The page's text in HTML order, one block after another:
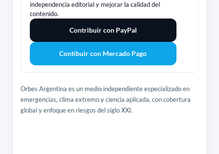
independencia editorial y mejorar la calidad del
contenido.
Contribuir con PayPal
Contibuir con Mercado Pago
Orbes Argentina es un medio independiente especializado en
emergencias, clima extremo y ciencia aplicada, con cobertura
global y enfoque en riesgos del siglo XXI.